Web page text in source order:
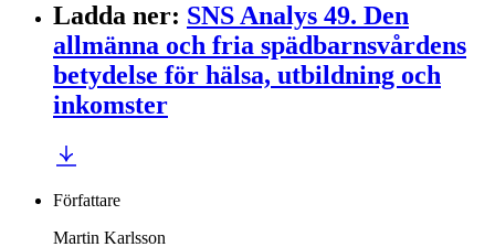
Ladda ner: SNS Analys 49. Den
allmänna och fria spädbarnsvårdens
betydelse för hälsa, utbildning och
inkomster
Författare
Martin Karlsson